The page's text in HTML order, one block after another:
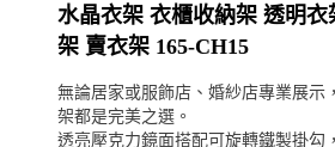
水晶衣架 衣櫃收納架 透明
架 賣衣架 165-CH15
無論居家或服飾店、婚紗店專業展示
架都是完美之選。
透亮壓克力鏡面搭配可旋轉鐵製掛勾